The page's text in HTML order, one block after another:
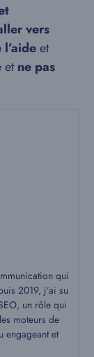
vers
et
etne pas
qui
2019, j’ai su
un rôle qui
moteurs de
engageant et